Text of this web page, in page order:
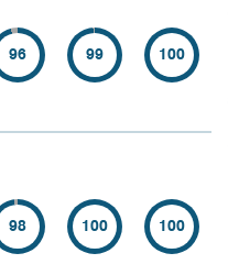
96 99 100
98 100 100